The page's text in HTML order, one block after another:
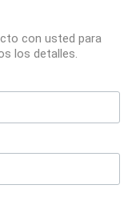
con usted para
los detalles.